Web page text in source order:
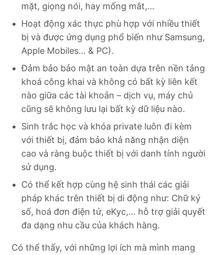
mặt, giọng nói, hay mống mắt,…
Hoạt động xác thực phù hợp với nhiều thiết
bị và được ứng dụng phổ biến như Samsung,
Apple Mobiles… & PC).
Đảm bảo bảo mật an toàn dựa trên nền tảng
khoá công khai và không có bất kỳ liên kết
nào giữa các tài khoản – dịch vụ, máy chủ
cũng sẽ không lưu lại bất kỳ dữ liệu nào.
Sinh trắc học và khóa private luôn đi kèm
với thiết bị, đảm bảo khả năng nhận diện
cao và ràng buộc thiết bị với danh tính người
sử dụng.
Có thể kết hợp cùng hệ sinh thái các giải
pháp khác trên thiết bị di động như: Chữ ký
số, hoá đơn điện tử, eKyc,… hỗ trợ giải quyết
đa dạng nhu cầu của khách hàng.
Có thể thấy, với những lợi ích mà mình mang